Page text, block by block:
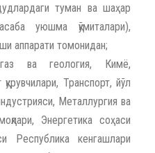
туман ва шаҳар
уюшма қўмиталари),
аппарати томонидан;
ва геология, Кимё,
Транспорт, йўл
Металлургия ва
Энергетика соҳаси
Республика кенгашлари